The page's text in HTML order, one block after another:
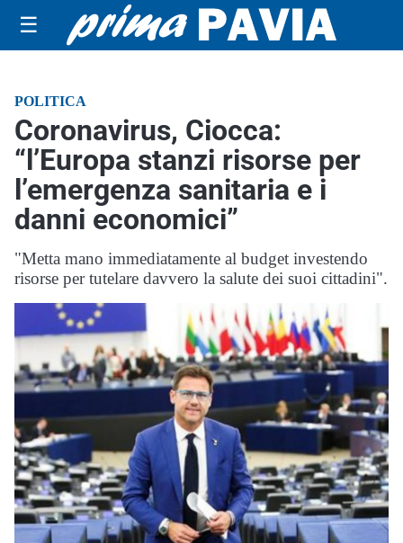
☰
POLITICA
Coronavirus, Ciocca:
“l’Europa stanzi risorse per
l’emergenza sanitaria e i
danni economici”
"Metta mano immediatamente al budget investendo
risorse per tutelare davvero la salute dei suoi cittadini".